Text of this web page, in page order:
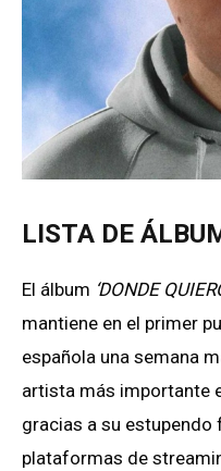
LISTA DE
El álbum ‘DONDE
mantiene en el primer
española una semana
artista más importante
gracias a su
plataformas de